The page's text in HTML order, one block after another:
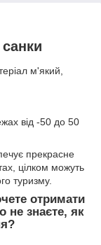
м'який,
від -50 до 50
прекрасне
цілком можуть
туризму.
отримати
не знаєте, як